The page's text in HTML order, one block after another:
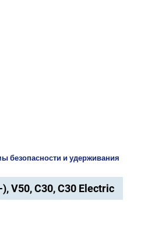
безопасности и удерживания
V50, C30, C30 Electric